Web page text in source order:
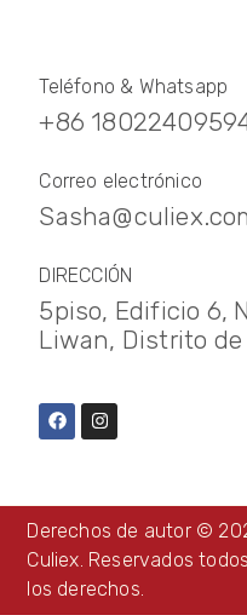
Teléfono & Whatsapp
+86
Correo electrónico
DIRECCIÓN
5piso, Edificio 6,
Liwan, Distrito
Derechos de autor ©
Culiex. Reservados todos
los derechos.